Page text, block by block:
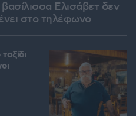
Ελισάβετ δεν
στο τηλέφωνο